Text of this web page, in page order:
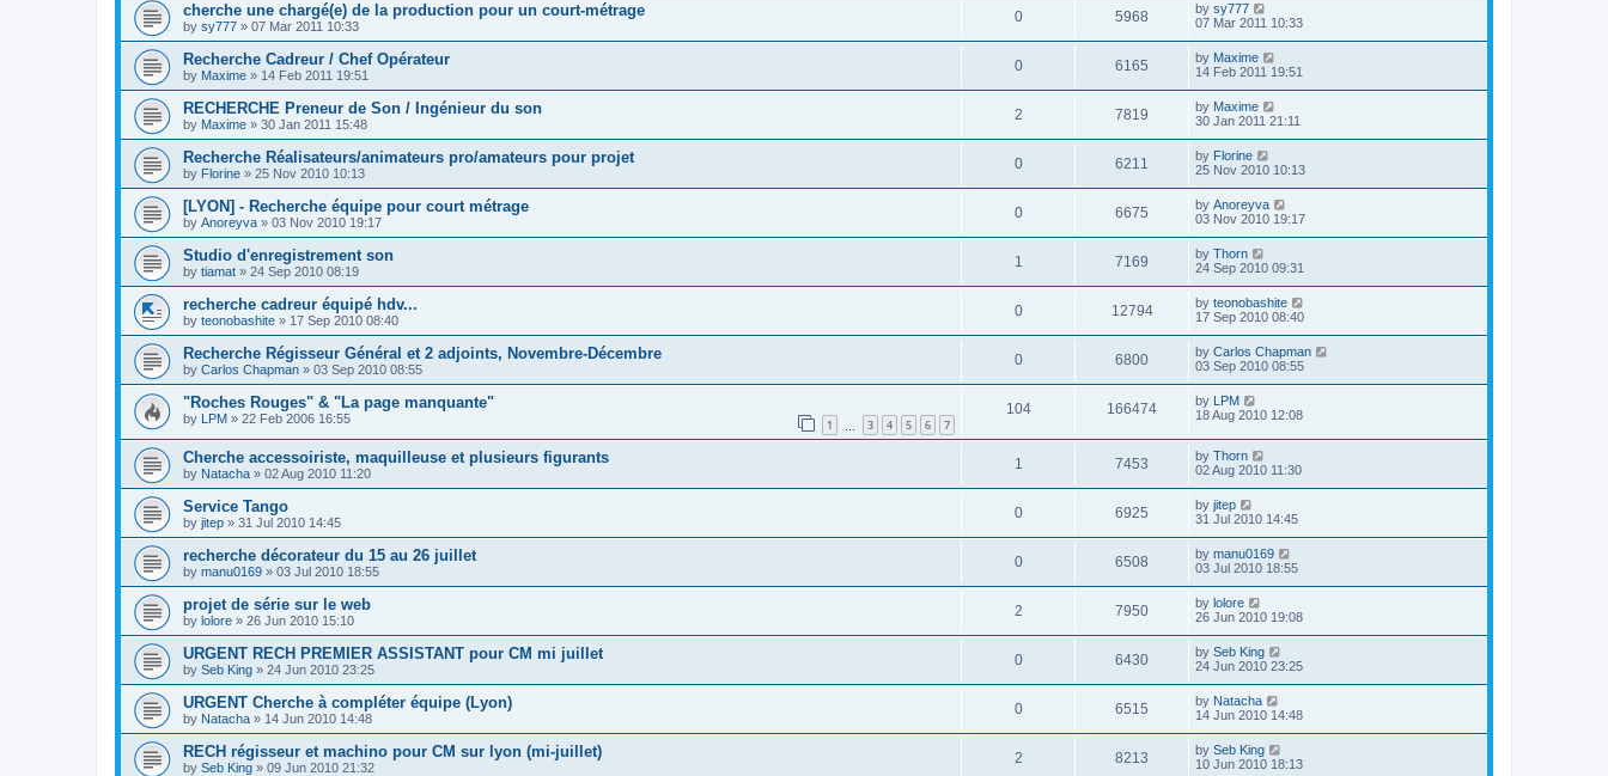
cherche une chargé(e) de la production pour un court-métrage
by sy777 » 07 Mar 2011 10:33
0 5968 by sy777
07 Mar 2011 10:33
Recherche Cadreur / Chef Opérateur
by Maxime » 14 Feb 2011 19:51
0 6165 by Maxime
14 Feb 2011 19:51
RECHERCHE Preneur de Son / Ingénieur du son
by Maxime » 30 Jan 2011 15:48
2 7819 by Maxime
30 Jan 2011 21:11
Recherche Réalisateurs/animateurs pro/amateurs pour projet
by Florine » 25 Nov 2010 10:13
0 6211 by Florine
25 Nov 2010 10:13
[LYON] - Recherche équipe pour court métrage
by Anoreyva » 03 Nov 2010 19:17
0 6675 by Anoreyva
03 Nov 2010 19:17
Studio d'enregistrement son
by tiamat » 24 Sep 2010 08:19
1 7169 by Thorn
24 Sep 2010 09:31
recherche cadreur équipé hdv...
by teonobashite » 17 Sep 2010 08:40
0 12794 by teonobashite
17 Sep 2010 08:40
Recherche Régisseur Général et 2 adjoints, Novembre-Décembre
by Carlos Chapman » 03 Sep 2010 08:55
0 6800 by Carlos Chapman
03 Sep 2010 08:55
"Roches Rouges" & "La page manquante"
by LPM » 22 Feb 2006 16:55 1 3 4 5 6 7
104 166474 by LPM
18 Aug 2010 12:08
Cherche accessoiriste, maquilleuse et plusieurs figurants
by Natacha » 02 Aug 2010 11:20
1 7453 by Thorn
02 Aug 2010 11:30
Service Tango
by jitep » 31 Jul 2010 14:45
0 6925 by jitep
31 Jul 2010 14:45
recherche décorateur du 15 au 26 juillet
by manu0169 » 03 Jul 2010 18:55
0 6508 by manu0169
03 Jul 2010 18:55
projet de série sur le web
by lolore » 26 Jun 2010 15:10
2 7950 by lolore
26 Jun 2010 19:08
URGENT RECH PREMIER ASSISTANT pour CM mi juillet
by Seb King » 24 Jun 2010 23:25
0 6430 by Seb King
24 Jun 2010 23:25
URGENT Cherche à compléter équipe (Lyon)
by Natacha » 14 Jun 2010 14:48
0 6515 by Natacha
14 Jun 2010 14:48
RECH régisseur et machino pour CM sur lyon (mi-juillet)
by Seb King » 09 Jun 2010 21:32
2 8213 by Seb King
10 Jun 2010 18:13